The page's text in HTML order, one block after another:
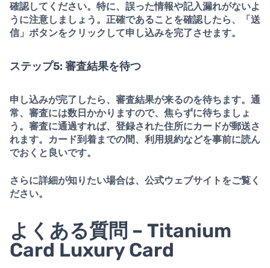
確認してください。特に、誤った情報や記入漏れがないよ
うに注意しましょう。正確であることを確認したら、
「送
信」ボタンをクリック して申し込みを完了させます。
ステップ5: 審査結果を待つ
申し込みが完了したら、審査結果が来るのを待ちます。通
常、審査には数日かかりますので、焦らずに待ちましょ
う。 審査に通過すれば、登録された住所にカードが郵送さ
れます。カード到着までの間、利用規約などを事前に読ん
でおくと良いです。
さらに詳細が知りたい場合は、公式ウェブサイトをご覧く
ださい。
よくある質問 – Titanium
Card Luxury Card